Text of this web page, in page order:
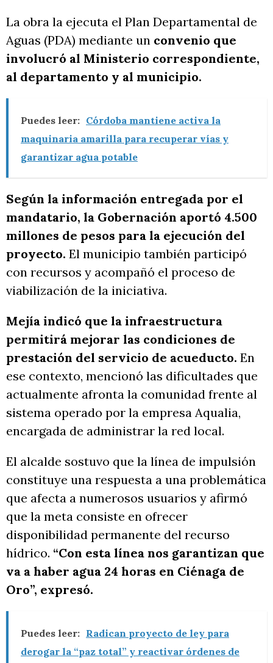
La obra la ejecuta el Plan Departamental de
Aguas (PDA) mediante un convenio que
involucró al Ministerio correspondiente,
al departamento y al municipio.
Puedes leer: Córdoba mantiene activa la
maquinaria amarilla para recuperar vías y
garantizar agua potable
Según la información entregada por el
mandatario, la Gobernación aportó 4.500
millones de pesos para la ejecución del
proyecto. El municipio también participó
con recursos y acompañó el proceso de
viabilización de la iniciativa.
Mejía indicó que la infraestructura
permitirá mejorar las condiciones de
prestación del servicio de acueducto. En
ese contexto, mencionó las dificultades que
actualmente afronta la comunidad frente al
sistema operado por la empresa Aqualia,
encargada de administrar la red local.
El alcalde sostuvo que la línea de impulsión
constituye una respuesta a una problemática
que afecta a numerosos usuarios y afirmó
que la meta consiste en ofrecer
disponibilidad permanente del recurso
hídrico. “Con esta línea nos garantizan que
va a haber agua 24 horas en Ciénaga de
Oro”, expresó.
Puedes leer: Radican proyecto de ley para
derogar la “paz total” y reactivar órdenes de